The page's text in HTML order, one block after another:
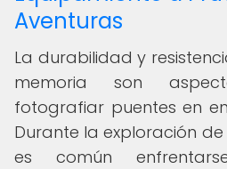
Aventuras
La durabilidad y
memoria son
fotografiar puentes en
Durante la exploración
es común